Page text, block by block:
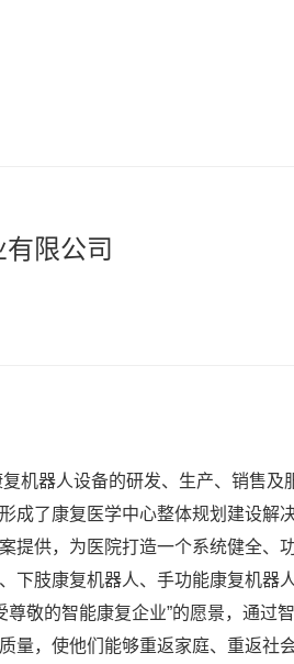
限公司
机器人设备的研发、生产、销售
了康复医学中心整体规划建设
供，为医院打造一个系统健全、
肢康复机器人、手功能康复机器
敬的智能康复企业”的愿景，通过
，使他们能够重返家庭、重返社